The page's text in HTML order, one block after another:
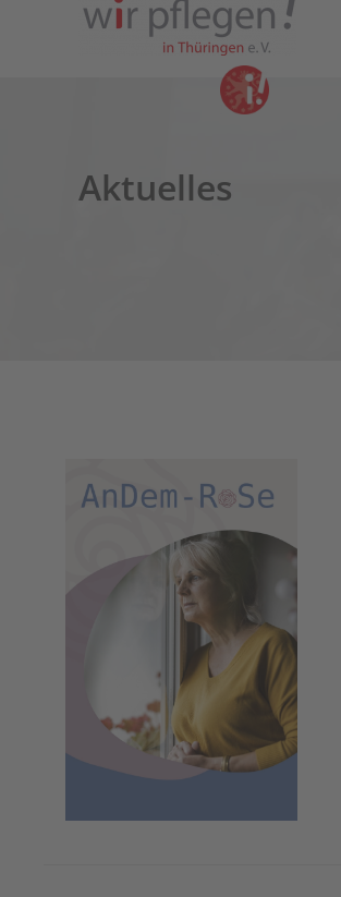
Aktuelles